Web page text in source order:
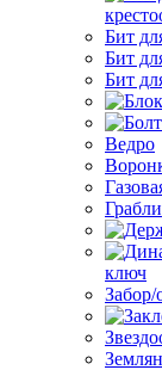
Бит
Бит
Бит
Ведро
Грабли
ключ
Забор/